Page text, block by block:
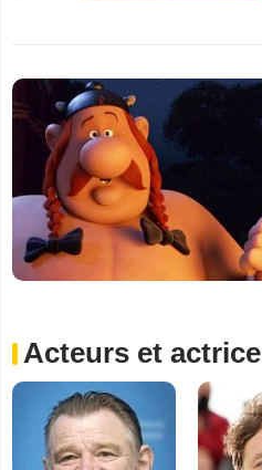
Acteurs et